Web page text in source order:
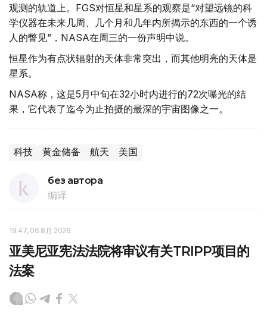
观测的轨道上。FGS对恒星和星系的观察是“对望远镜的科
学仪器在未来几周、几个月和几年内所揭示的东西的一个诱
人的瞥见”，NASA在周三的一份声明中说。
恒星作为有点状辐射的天体非常突出，而其他明亮的天体是
星系。
NASA称，这是5月中旬在32小时内进行的72次曝光的结
果，它代表了迄今为止拍摄的最深的宇宙图像之一。
科技 黄金储备 航天 美国
без автора
编译
19:47, 06 8月 2026
亚美尼亚宪法法院将审议有关TRIPP项目的
法案